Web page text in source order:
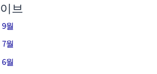
브
9월
7월
6월